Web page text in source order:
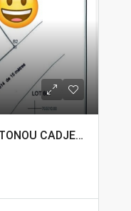
PARCELLE À VENDRE À COTONOU CADJEHOUN